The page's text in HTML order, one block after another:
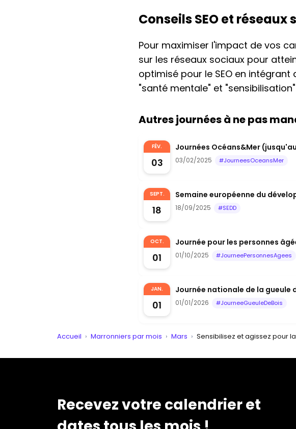
Conseils SEO et réseaux
Pour maximiser l'impact de vos
sur les réseaux sociaux pour
optimisé pour le SEO en
"santé mentale" et
Autres journées à ne pas
FÉV.
03
Journées Océans&Mer
03/02/2025 #JourneesOceansMer
SEPT.
18
Semaine européenne du
18/09/2025 #SEDD
OCT.
01
Journée pour les personnes
01/10/2025 #JourneePersonnesAgees
JAN.
01
Journée nationale de la gueule
01/01/2026 #JourneeGueuleDeBois
Accueil › Marronniers par mois › Mars › Sensibilisez et agissez pour
Recevez votre calendrier et